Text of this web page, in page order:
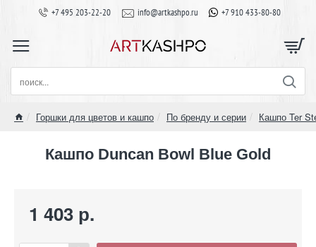
+7 495 203-22-20 info@artkashpo.ru +7 910 433-80-80
поиск...
Горшки для цветов и кашпо По бренду и серии Кашпо Ter
Кашпо Duncan Bowl Blue Gold
1 403 р.